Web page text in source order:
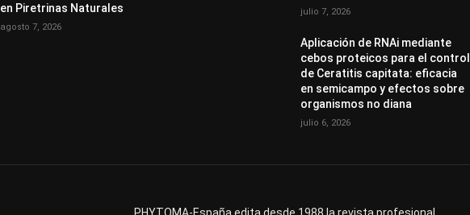
en Piretrinas Naturales
agosto 7, 2026
julio 7, 2026
Aplicación de RNAi mediante
cebos proteicos para el control
de Ceratitis capitata: eficacia
en semicampo y efectos sobre
organismos no diana
julio 6, 2026
PHYTOMA-España edita desde 1988 la revista profesional